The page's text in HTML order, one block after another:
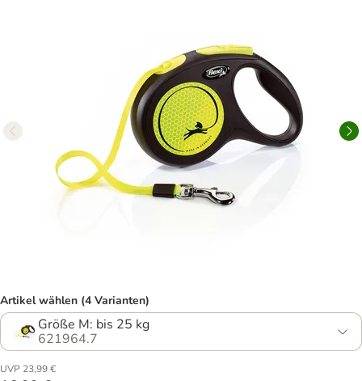
Artikel wählen (4 Varianten)
Größe M: bis 25 kg
621964.7
UVP 23,99 €